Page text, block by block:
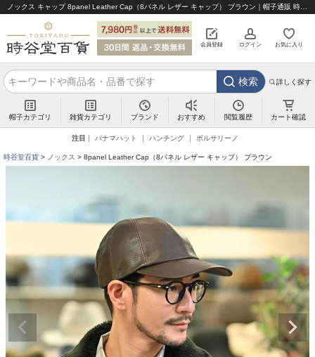
会員登録 ログイン お気に入り
検索 詳しく探す
帽子カテゴリ 雑貨カテゴリ ブランド おすすめ 閲覧履歴 カート確認
注目 パナマハット ハンチング ボルサリーノ
時谷堂百貨 ノックス 8panel Leather Cap（8パネル レザー キャップ） ブラウン